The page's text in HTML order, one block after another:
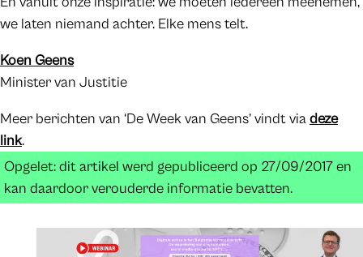
we laten niemand achter. Elke mens telt.
Koen Geens
Minister van Justitie
Meer berichten van ‘De Week van Geens’ vindt viadeze
link.
Opgelet: dit artikel werd gepubliceerd op 27/09/2017 en
kan daardoor verouderde informatie bevatten.